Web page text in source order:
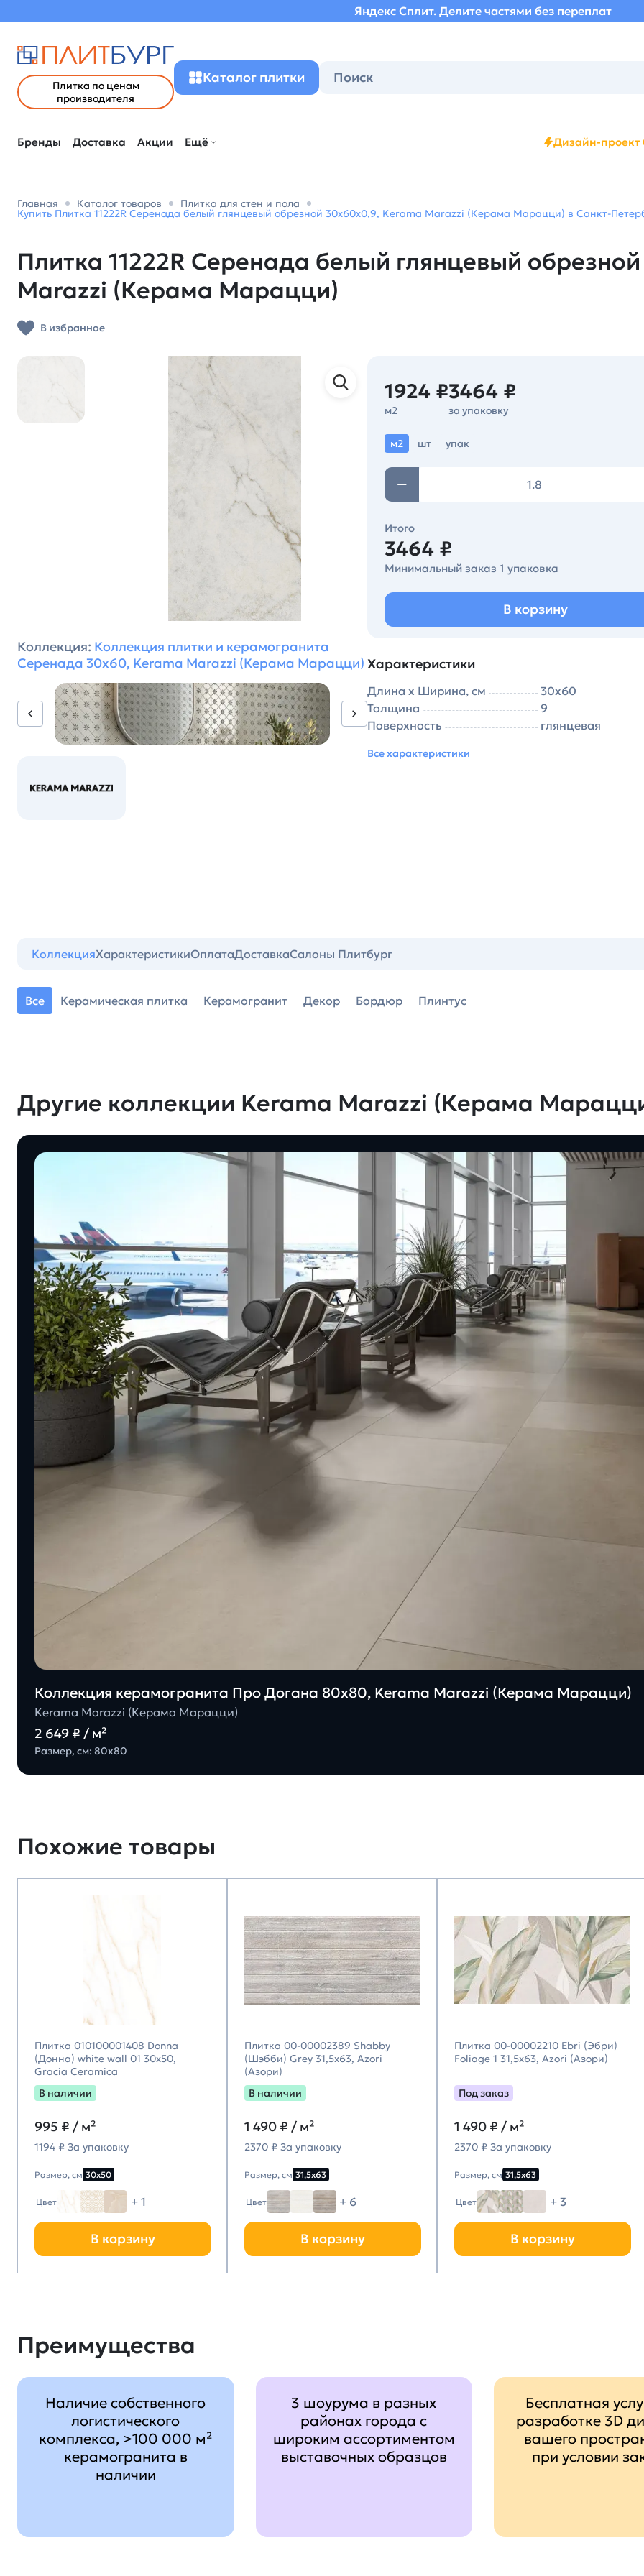
Яндекс Сплит. Делите частями без переплат
Плитка по ценам
производителя
Каталог плитки
Бренды Доставка Акции Ещё Дизайн-проект
Главная Каталог товаров Плитка для стен и пола
Купить Плитка 11222R Серенада белый глянцевый обрезной 30x60x0,9, Kerama Marazzi (Керама Марацци) в Санкт-
Плитка 11222R Серенада белый глянцевый
Marazzi (Керама Марацци)
В избранное
Коллекция: Коллекция плитки и керамогранита
Серенада 30х60, Kerama Marazzi (Керама Марацци)
1924 ₽
м2
3464 ₽
за упаковку
м2 шт упак
Итого
3464 ₽
Минимальный заказ 1 упаковка
В корзину
Характеристики
Длина х Ширина, см
30х60
Толщина
9
Поверхность
глянцевая
Все характеристики
КоллекцияХарактеристикиОплатаДоставкаСалоны Плитбург
Все Керамическая плитка Керамогранит Декор Бордюр Плинтус
Другие коллекции Kerama Marazzi (Керама
Коллекция керамогранита Про Догана 80х80, Kerama Marazzi (Керама Марацци)
Kerama Marazzi (Керама Марацци)
2 649 ₽ / м²
Размер, см: 80х80
Похожие товары
Плитка 010100001408 Donna
(Донна) white wall 01 30х50,
Gracia Ceramica
В наличии
995 ₽ / м²
1194 ₽ За упаковку
Размер, см 30х50
Цвет + 1
В корзину
Плитка 00-00002389 Shabby
(Шэбби) Grey 31,5х63, Azori
(Азори)
В наличии
1 490 ₽ / м²
2370 ₽ За упаковку
Размер, см 31,5х63
Цвет + 6
В корзину
Плитка 00-00002210 Ebri (Эбри)
Foliage 1 31,5х63, Azori (Азори)
Под заказ
1 490 ₽ / м²
2370 ₽ За упаковку
Размер, см 31,5х63
Цвет + 3
В корзину
Преимущества
Наличие собственного
логистического
комплекса, >100 000 м²
керамогранита в
наличии
3 шоурума в разных
районах города с
широким ассортиментом
выставочных образцов
Бесплатная
разработке 3D
вашего
при условии